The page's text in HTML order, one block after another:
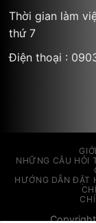
Thời gian làm
thứ 7
Điện thoại :
NHỮNG CÂU HỎI
HƯỚNG DẪN ĐẶT